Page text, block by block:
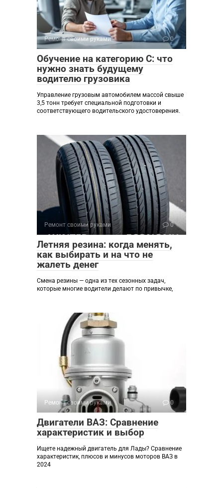
Ремонт своими руками 0
Обучение на категорию C: что
нужно знать будущему
водителю грузовика
Управление грузовым автомобилем массой свыше
3,5 тонн требует специальной подготовки и
соответствующего водительского удостоверения.
Ремонт своими руками 0
Летняя резина: когда менять,
как выбирать и на что не
жалеть денег
Смена резины — одна из тех сезонных задач,
которые многие водители делают по привычке,
Ремонт своими руками 0
Двигатели ВАЗ: Сравнение
характеристик и выбор
Ищете надежный двигатель для Лады? Сравнение
характеристик, плюсов и минусов моторов ВАЗ в
2024